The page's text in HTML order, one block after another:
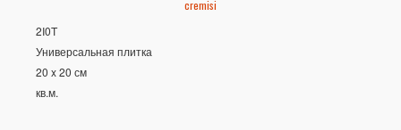
cremisi
2I0T
Универсальная плитка
20 x 20 см
кв.м.